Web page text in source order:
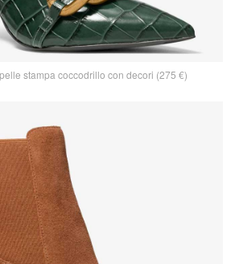
stampa coccodrillo con decori (275 €)